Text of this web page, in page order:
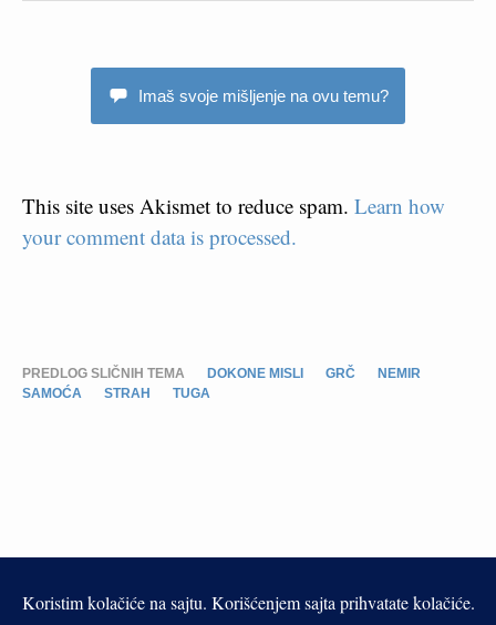
Imaš svoje mišljenje na ovu temu?
This site uses Akismet to reduce spam. Learn how
your comment data is processed.
PREDLOG SLIČNIH TEMA DOKONE MISLI GRČ
NEMIR
SAMOĆA
STRAH TUGA